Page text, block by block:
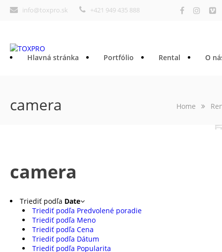
info@toxpro.sk +421 949 435 888
Hlavná stránka Portfólio Rental O
Kontakt
camera Home
camera
Triediť podľa Date
Triediť podľa Predvolené poradie
Triediť podľa Meno
Triediť podľa Cena
Triediť podľa Dátum
Triediť podľa Popularita